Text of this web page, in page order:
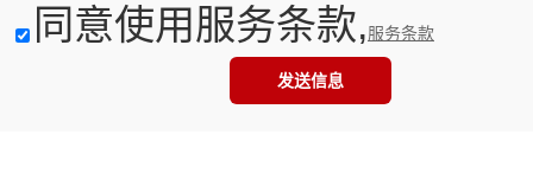
同意使用服务条款,服务条款
发送信息